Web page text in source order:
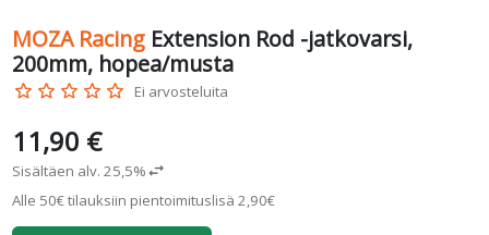
MOZA Racing Extension Rod -jatkovarsi,
200mm, hopea/musta
star_border star_border star_border star_border star_border Ei arvosteluita
11,90 €
Sisältäen alv. 25,5%swap_horiz
Alle 50€ tilauksiin pientoimituslisä 2,90€